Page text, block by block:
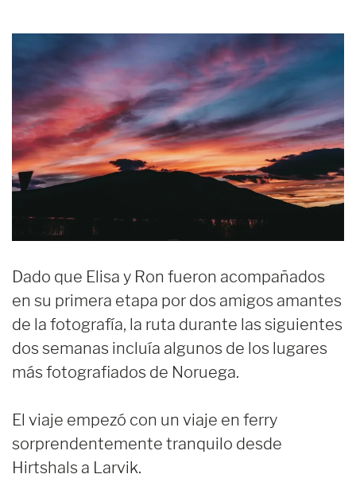
Dado que Elisa y Ron fueron acompañados
en su primera etapa por dos amigos amantes
de la fotografía, la ruta durante las siguientes
dos semanas incluía algunos de los lugares
más fotografiados de Noruega.
El viaje empezó con un viaje en ferry
sorprendentemente tranquilo desde
Hirtshals a Larvik.